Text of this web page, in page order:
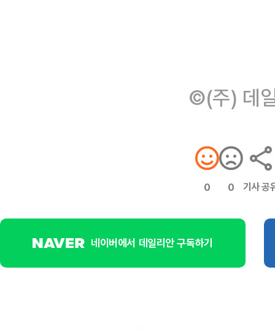
©(주) 데
0 0 기사 공
네이버에서 데일리안 구독하기